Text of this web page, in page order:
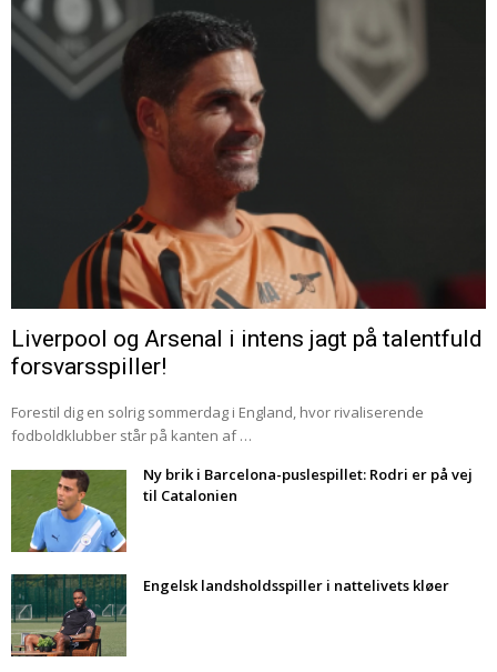
Liverpool og Arsenal i intens jagt på talentfuld
forsvarsspiller!
Forestil dig en solrig sommerdag i England, hvor rivaliserende
fodboldklubber står på kanten af …
Ny brik i Barcelona-puslespillet: Rodri er på vej
til Catalonien
Engelsk landsholdsspiller i nattelivets kløer